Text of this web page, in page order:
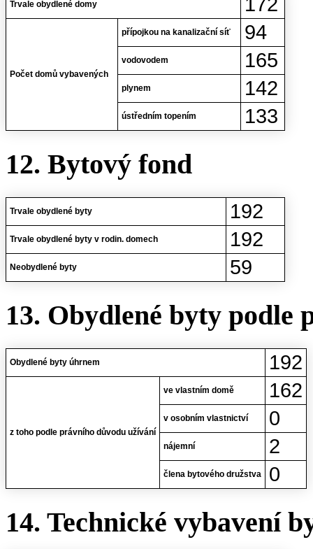
Trvale obydlené domy
Počet domů vybavených
přípojkou na kanalizační síť 94
vodovodem 165
plynem 142
ústředním topením 133
12. Bytový fond
Trvale obydlené byty 192
Trvale obydlené byty v rodin. domech 192
Neobydlené byty 59
13. Obydlené byty podle
Obydlené byty úhrnem 192
z toho podle právního důvodu užívání
ve vlastním domě 162
v osobním vlastnictví 0
nájemní 2
člena bytového družstva 0
14. Technické vybavení